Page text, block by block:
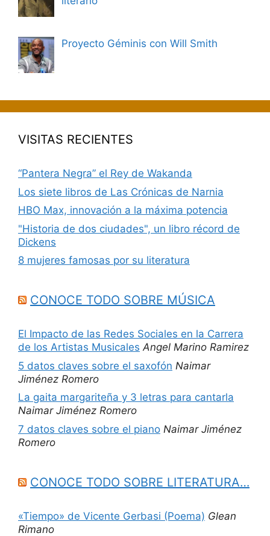
Proyecto Géminis con Will Smith
VISITAS RECIENTES
“Pantera Negra” el Rey de Wakanda
Los siete libros de Las Crónicas de Narnia
HBO Max, innovación a la máxima potencia
"Historia de dos ciudades", un libro récord de
Dickens
8 mujeres famosas por su literatura
CONOCE TODO SOBRE MÚSICA
El Impacto de las Redes Sociales en la Carrera
de los Artistas Musicales Angel Marino Ramirez
5 datos claves sobre el saxofón Naimar
Jiménez Romero
La gaita margariteña y 3 letras para cantarla
Naimar Jiménez Romero
7 datos claves sobre el piano Naimar Jiménez
Romero
CONOCE TODO SOBRE LITERATURA…
«Tiempo» de Vicente Gerbasi (Poema) Glean
Rimano